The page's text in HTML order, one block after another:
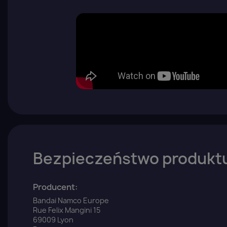
Bezpieczeństwo
Producent:
Bandai Namco Europe
Rue Felix Mangini 15
69009 Lyon